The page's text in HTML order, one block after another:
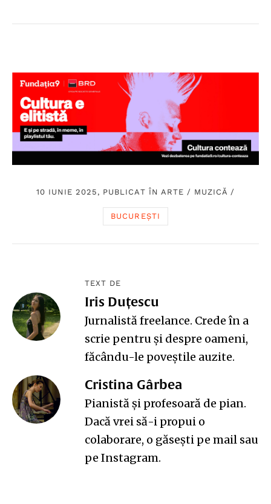
10 IUNIE 2025, PUBLICAT ÎN ARTE / MUZICĂ /
BUCUREȘTI
TEXT DE
Iris Duțescu
Jurnalistă freelance. Crede în a
scrie pentru și despre oameni,
făcându-le poveștile auzite.
Cristina Gârbea
Pianistă și profesoară de pian.
Dacă vrei să-i propui o
colaborare, o găsești pe mail sau
pe Instagram.